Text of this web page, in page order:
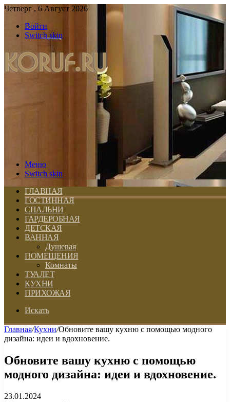
Четверг , 6 Август 2026
Войти
Switch skin
Меню
Switch skin
ГЛАВНАЯ
ГОСТИННАЯ
СПАЛЬНИ
ГАРДЕРОБНАЯ
ДЕТСКАЯ
ВАННАЯ
Душевая
ПОМЕЩЕНИЯ
Комнаты
ТУАЛЕТ
КУХНИ
ПРИХОЖАЯ
Искать
Главная/Кухни/Обновите вашу кухню с помощью модного
дизайна: идеи и вдохновение.
Обновите вашу кухню с помощью
модного дизайна: идеи и вдохновение.
23.01.2024